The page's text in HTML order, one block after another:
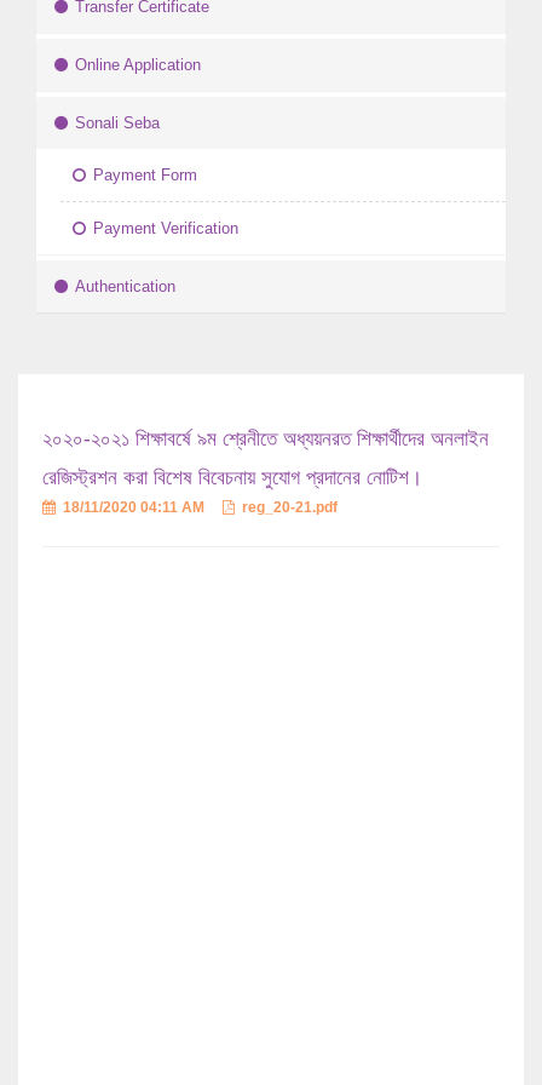
Transfer Certificate
Online Application
Sonali Seba
Payment Form
Payment Verification
Authentication
২০২০-২০২১ শিক্ষাবর্ষে ৯ম শ্রেনীতে অধ্যয়নরত শিক্ষার্থীদের অনলাইন
রেজিস্ট্রশন করা বিশেষ বিবেচনায় সুযোগ প্রদানের নোটিশ।
18/11/2020 04:11 AM reg_20-21.pdf